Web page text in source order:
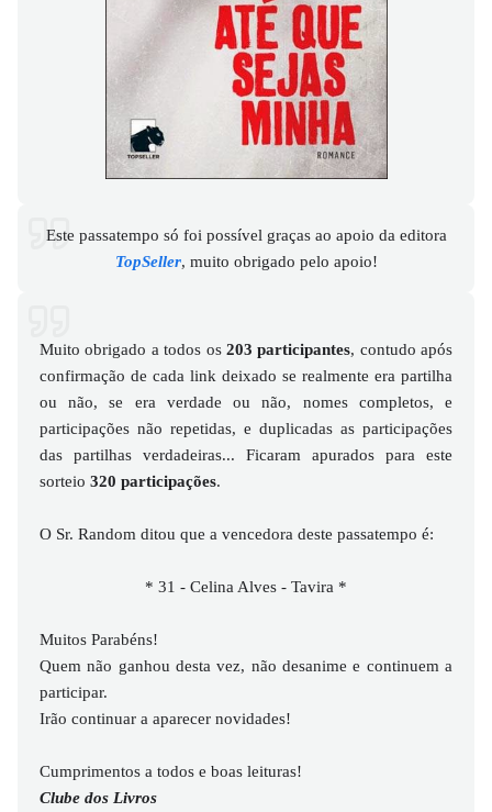
Este passatempo só foi possível graças ao apoio da editora
TopSeller, muito obrigado pelo apoio!
Muito obrigado a todos os 203 participantes, contudo após
confirmação de cada link deixado se realmente era partilha
ou não, se era verdade ou não, nomes completos, e
participações não repetidas, e duplicadas as participações
das partilhas verdadeiras... Ficaram apurados para este
sorteio 320 participações.
O Sr. Random ditou que a vencedora deste passatempo é:
* 31 - Celina Alves - Tavira *
Muitos Parabéns!
Quem não ganhou desta vez, não desanime e continuem a
participar.
Irão continuar a aparecer novidades!
Cumprimentos a todos e boas leituras!
Clube dos Livros